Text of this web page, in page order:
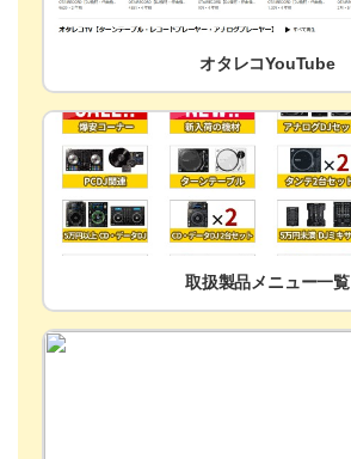
オタレコYouTube
取扱製品メニュー一覧